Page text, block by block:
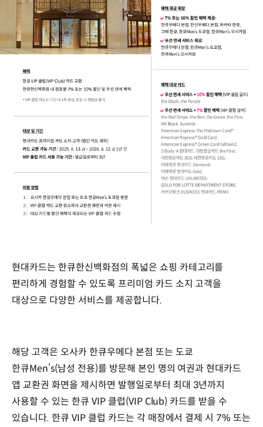
현대카드는 한큐한신백화점의 폭넓은 쇼핑 카테고리를
편리하게 경험할 수 있도록 프리미엄 카드 소지 고객을
대상으로 다양한 서비스를 제공합니다.
해당 고객은 오사카 한큐우메다 본점 또는 도쿄
한큐Men’s(남성 전용)를 방문해 본인 명의 여권과 현대카드
앱 교환권 화면을 제시하면 발행일로부터 최대 3년까지
사용할 수 있는 한큐 VIP 클럽(VIP Club) 카드를 받을 수
있습니다. 한큐 VIP 클럽 카드는 각 매장에서 결제 시 7% 또는